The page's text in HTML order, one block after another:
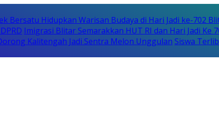
Bersatu Hidupkan Warisan Budaya di Hari Jadi ke-702
Imigrasi Blitar Semarakkan HUT RI dan Hari Jadi Ke
Kalitengah Jadi Sentra Melon Unggulan Siswa